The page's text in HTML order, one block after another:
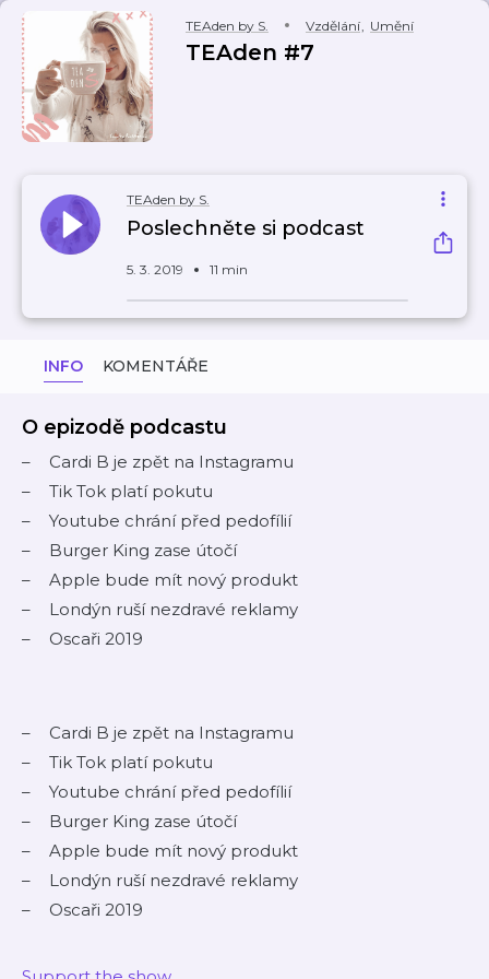
TEAden by S. Vzdělání, Umění
TEAden #7
TEAden by S.
Poslechněte si podcast
5. 3. 2019 11 min
INFO KOMENTÁŘE
O epizodě podcastu
Cardi B je zpět na Instagramu
Tik Tok platí pokutu
Youtube chrání před pedofílií
Burger King zase útočí
Apple bude mít nový produkt
Londýn ruší nezdravé reklamy
Oscaři 2019
Cardi B je zpět na Instagramu
Tik Tok platí pokutu
Youtube chrání před pedofílií
Burger King zase útočí
Apple bude mít nový produkt
Londýn ruší nezdravé reklamy
Oscaři 2019